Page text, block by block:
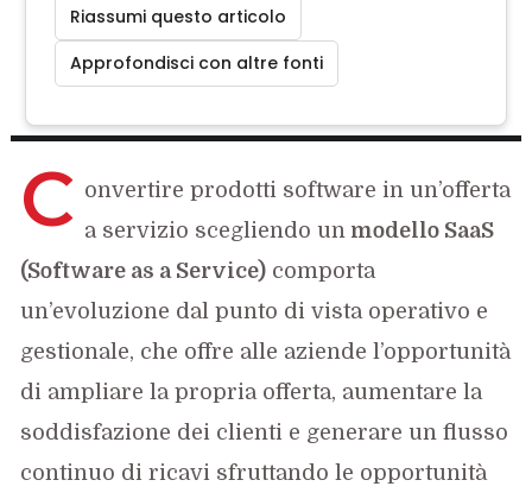
Riassumi questo articolo
Approfondisci con altre fonti
C onvertire prodotti software in un’offerta
a servizio scegliendo un modello SaaS
(Software as a Service) comporta
un’evoluzione dal punto di vista operativo e
gestionale, che offre alle aziende l’opportunità
di ampliare la propria offerta, aumentare la
soddisfazione dei clienti e generare un flusso
continuo di ricavi sfruttando le opportunità